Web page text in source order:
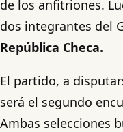
de los anfitriones.
dos integrantes del
República Checa.
El partido, a
será el segundo
Ambas selecciones